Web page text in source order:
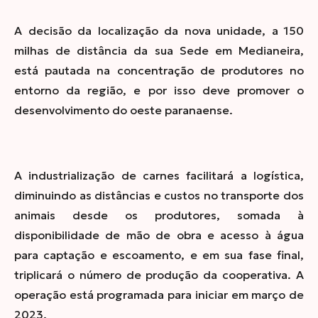
A decisão da localização da nova unidade, a 150
milhas de distância da sua Sede em Medianeira,
está pautada na concentração de produtores no
entorno da região, e por isso deve promover o
desenvolvimento do oeste paranaense.
A industrialização de carnes facilitará a logística,
diminuindo as distâncias e custos no transporte dos
animais desde os produtores, somada à
disponibilidade de mão de obra e acesso à água
para captação e escoamento, e em sua fase final,
triplicará o número de produção da cooperativa. A
operação está programada para iniciar em março de
2023.